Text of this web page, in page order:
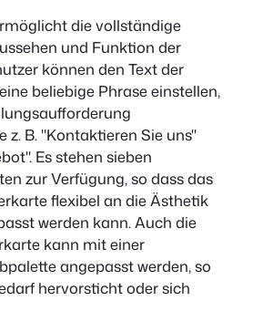
die vollständige
und Funktion der
können den Text der
beliebige Phrase einstellen,
z. B. "Kontaktieren Sie uns"
Es stehen sieben
zur Verfügung, so dass das
flexibel an die Ästhetik
werden kann. Auch die
kann mit einer
angepasst werden, so
hervorsticht oder sich